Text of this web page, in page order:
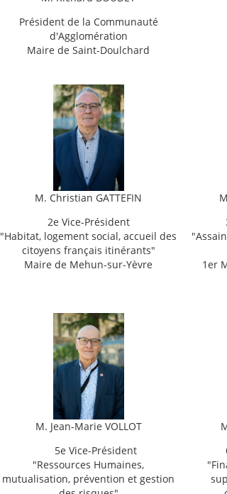
Président de la Communauté
d'Agglomération
Maire de Saint-Doulchard
M. Christian GATTEFIN
2e Vice-Président
"Habitat, logement social, accueil des
citoyens français itinérants"
Maire de Mehun-sur-Yèvre
"
1er
M. Jean-Marie VOLLOT
5e Vice-Président
"Ressources Humaines,
mutualisation, prévention et gestion
"